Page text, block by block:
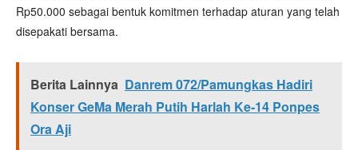
Rp50.000 sebagai bentuk komitmen terhadap aturan yang telah
disepakati bersama.
Berita Lainnya Danrem 072/Pamungkas Hadiri
Konser GeMa Merah Putih Harlah Ke-14 Ponpes
Ora Aji